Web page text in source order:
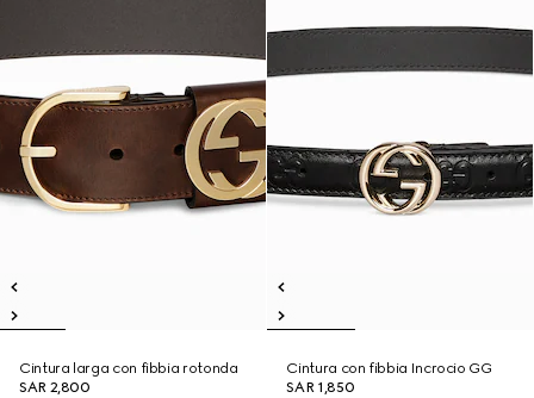
Cintura larga con fibbia rotonda
SAR 2,800
Cintura con fibbia Incrocio GG
SAR 1,850